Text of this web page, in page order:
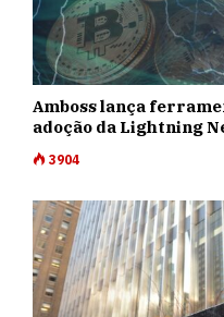
Amboss lança
adoção da Lightning
3904